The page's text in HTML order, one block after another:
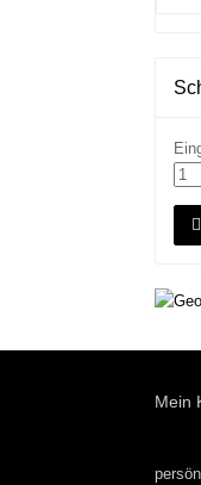
Mein